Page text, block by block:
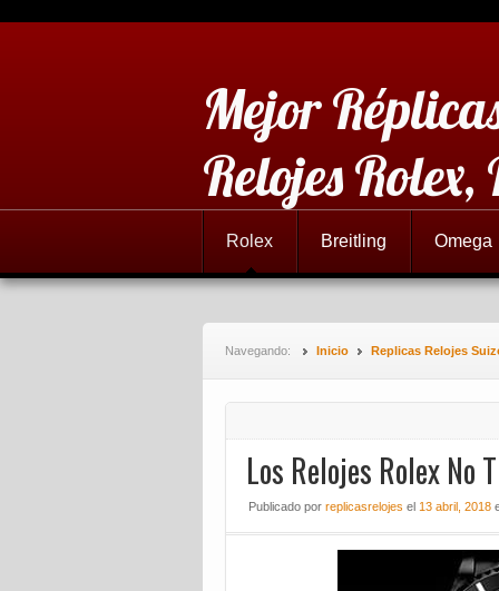
Mejor
Relojes
Rolex Breitling Omega
Navegando: Inicio Replicas Relojes
Los Relojes Rolex No
Publicado por replicasrelojes el 13 abril, 2018